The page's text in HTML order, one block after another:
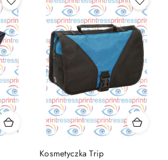
Kosmetyczka Trip